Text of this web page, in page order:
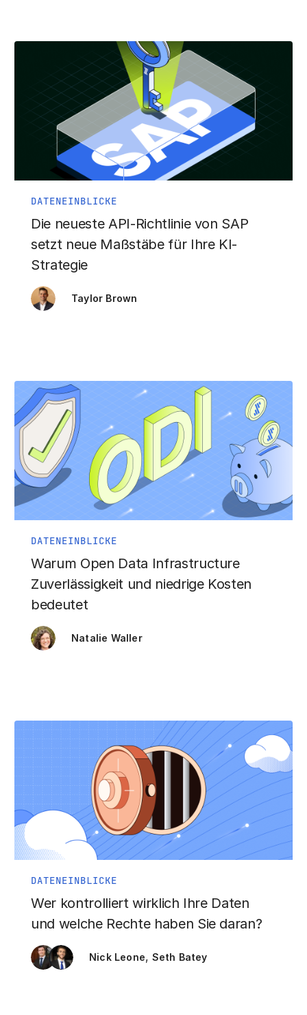
DATENEINBLICKE
Die neueste API-Richtlinie von SAP
setzt neue Maßstäbe für Ihre KI-
Strategie
Taylor Brown
DATENEINBLICKE
Warum Open Data Infrastructure
Zuverlässigkeit und niedrige Kosten
bedeutet
Natalie Waller
DATENEINBLICKE
Wer kontrolliert wirklich Ihre Daten
und welche Rechte haben Sie daran?
Nick Leone, Seth Batey